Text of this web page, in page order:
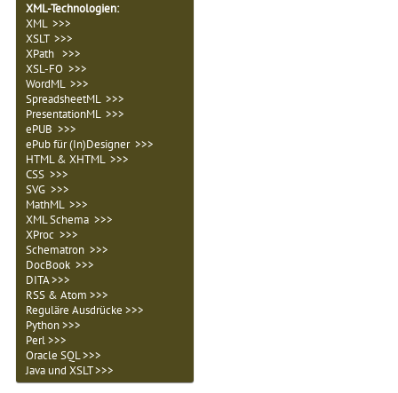
XML-Technologien:
XML >>>
XSLT >>>
XPath >>>
XSL-FO >>>
WordML >>>
SpreadsheetML >>>
PresentationML >>>
ePUB >>>
ePub für (In)Designer >>>
HTML & XHTML >>>
CSS >>>
SVG >>>
MathML >>>
XML Schema >>>
XProc >>>
Schematron >>>
DocBook >>>
DITA >>>
RSS & Atom >>>
Reguläre Ausdrücke >>>
Python >>>
Perl >>>
Oracle SQL >>>
Java und XSLT >>>